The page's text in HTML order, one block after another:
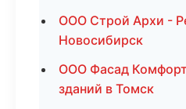
ООО Строй Архи -
Новосибирск
ООО Фасад
зданий в Томск